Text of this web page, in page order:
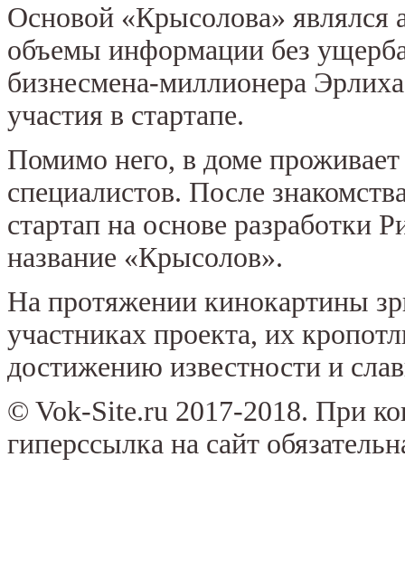
Основой «Крысолова»
объемы информации без
бизнесмена-миллионера
участия в стартапе.
Помимо него, в доме
специалистов. После
стартап на основе разработки
название «Крысолов».
На протяжении кинокартины
участниках проекта, их
достижению известности и
© Vok-Site.ru 2017-2018. При
гиперссылка на сайт